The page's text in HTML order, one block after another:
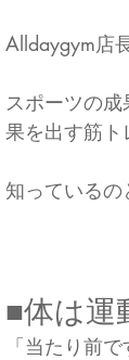
Alldaygym店
スポーツの
果を出す筋ト
知っているの
■体は運
「当たり前